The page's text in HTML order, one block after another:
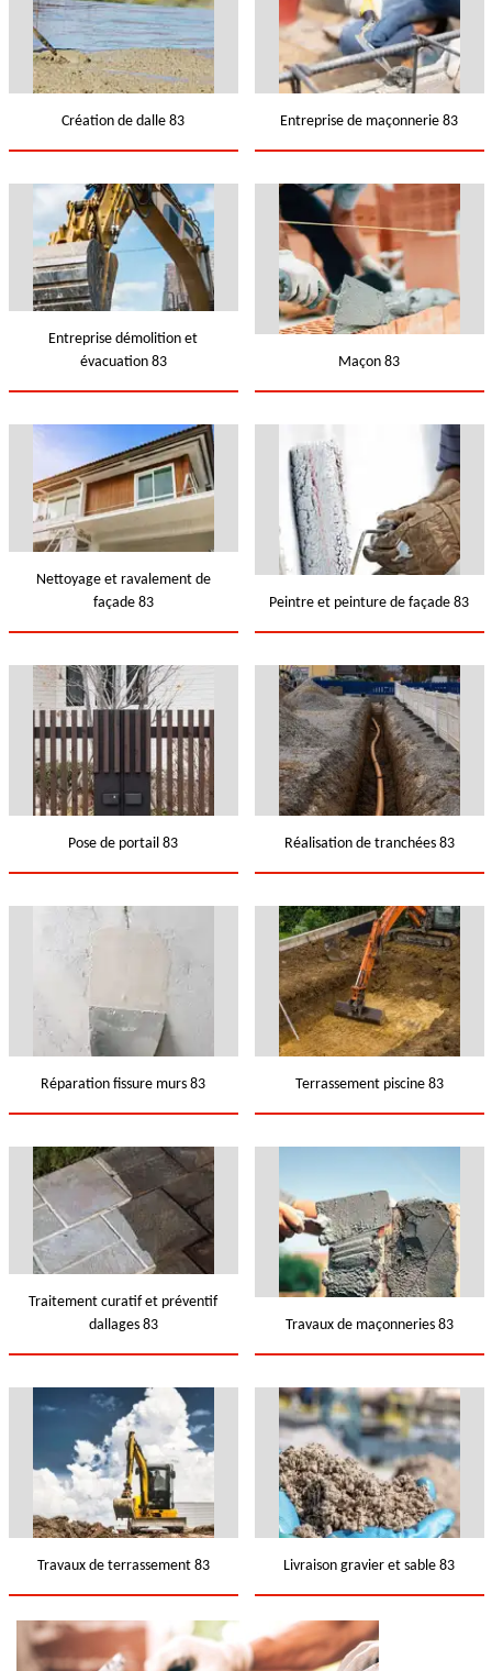
Création de dalle 83 Entreprise de maçonnerie 83
Entreprise démolition et
évacuation 83
Maçon 83
Nettoyage et ravalement de
façade 83
Peintre et peinture de façade 83
Pose de portail 83 Réalisation de tranchées 83
Réparation fissure murs 83 Terrassement piscine 83
Traitement curatif et préventif
dallages 83
Travaux de maçonneries 83
Travaux de terrassement 83 Livraison gravier et sable 83